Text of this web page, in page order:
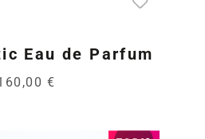
Eau de Parfum
€